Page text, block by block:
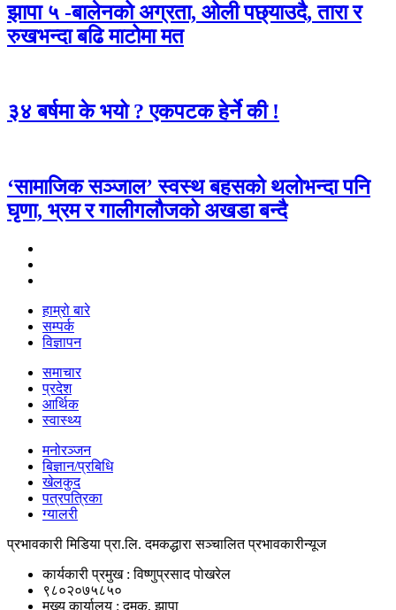
झापा ५ -बालेनको अग्रता, ओली पछ्याउदै, तारा र
रुखभन्दा बढि माटोमा मत
३४ बर्षमा के भयो ? एकपटक हेर्ने की !
‘सामाजिक सञ्जाल’ स्वस्थ बहसको थलोभन्दा पनि
घृणा, भ्रम र गालीगलौजको अखडा बन्दै
हाम्रो बारे
सम्पर्क
विज्ञापन
समाचार
प्रदेश
आर्थिक
स्वास्थ्य
मनोरञ्जन
बिज्ञान/प्रबिधि
खेलकुद
पत्रपत्रिका
ग्यालरी
प्रभावकारी मिडिया प्रा.लि. दमकद्धारा सञ्चालित प्रभावकारीन्यूज
कार्यकारी प्रमुख : विष्णुप्रसाद पोखरेल
९८०२०७५८५०
मुख्य कार्यालय : दमक, झापा